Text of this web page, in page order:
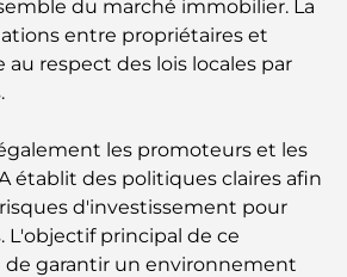
et de paysages
vue sur le Burj Al Arab :
exceptionnelles à
de Palm Jumeirah : Guide complet
du centre-ville de Dubaï : un
du marché immobilier. La
entre propriétaires et
au respect des lois locales par
les promoteurs et les
établit des politiques claires afin
d'investissement pour
L'objectif principal de ce
garantir un environnement